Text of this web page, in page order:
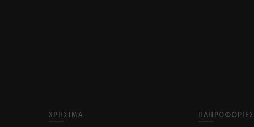
ΧΡΉΣΙΜΑ ΠΛΗΡΟΦΟΡΊΕΣ